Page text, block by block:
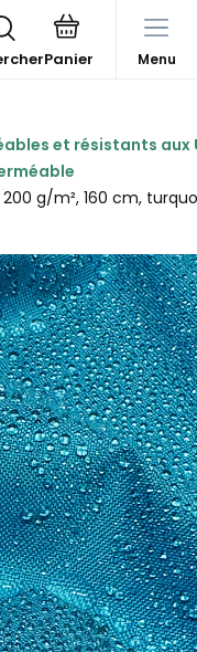
Menu
et résistants aux
g/m², 160 cm,